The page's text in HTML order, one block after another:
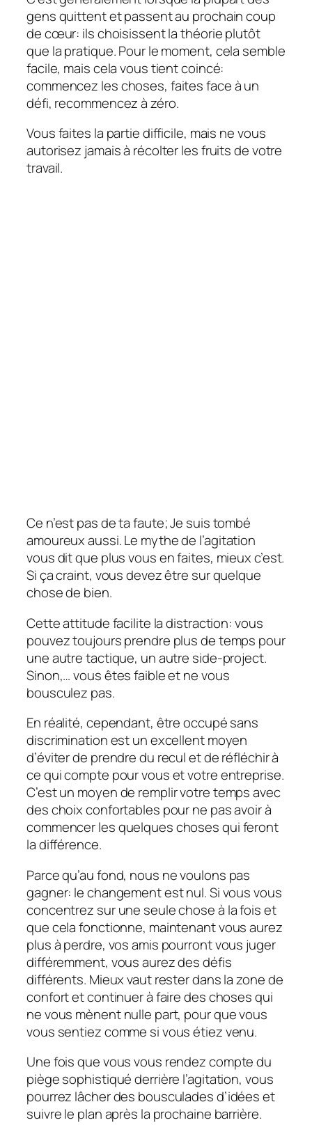
gens quittent et passent au prochain coup
de cœur: ils choisissent la théorie plutôt
que la pratique. Pour le moment, cela semble
facile, mais cela vous tient coincé:
commencez les choses, faites face à un
défi, recommencez à zéro.
Vous faites la partie difficile, mais ne vous
autorisez jamais à récolter les fruits de votre
travail.
Ce n’est pas de ta faute; Je suis tombé
amoureux aussi. Le mythe de l’agitation
vous dit que plus vous en faites, mieux c’est.
Si ça craint, vous devez être sur quelque
chose de bien.
Cette attitude facilite la distraction: vous
pouvez toujours prendre plus de temps pour
une autre tactique, un autre side-project.
Sinon,… vous êtes faible et ne vous
bousculez pas.
En réalité, cependant, être occupé sans
discrimination est un excellent moyen
d’éviter de prendre du recul et de réfléchir à
ce qui compte pour vous et votre entreprise.
C’est un moyen de remplir votre temps avec
des choix confortables pour ne pas avoir à
commencer les quelques choses qui feront
la différence.
Parce qu’au fond, nous ne voulons pas
gagner: le changement est nul. Si vous vous
concentrez sur une seule chose à la fois et
que cela fonctionne, maintenant vous aurez
plus à perdre, vos amis pourront vous juger
différemment, vous aurez des défis
différents. Mieux vaut rester dans la zone de
confort et continuer à faire des choses qui
ne vous mènent nulle part, pour que vous
vous sentiez comme si vous étiez venu.
Une fois que vous vous rendez compte du
piège sophistiqué derrière l’agitation, vous
pourrez lâcher des bousculades d’idées et
suivre le plan après la prochaine barrière.